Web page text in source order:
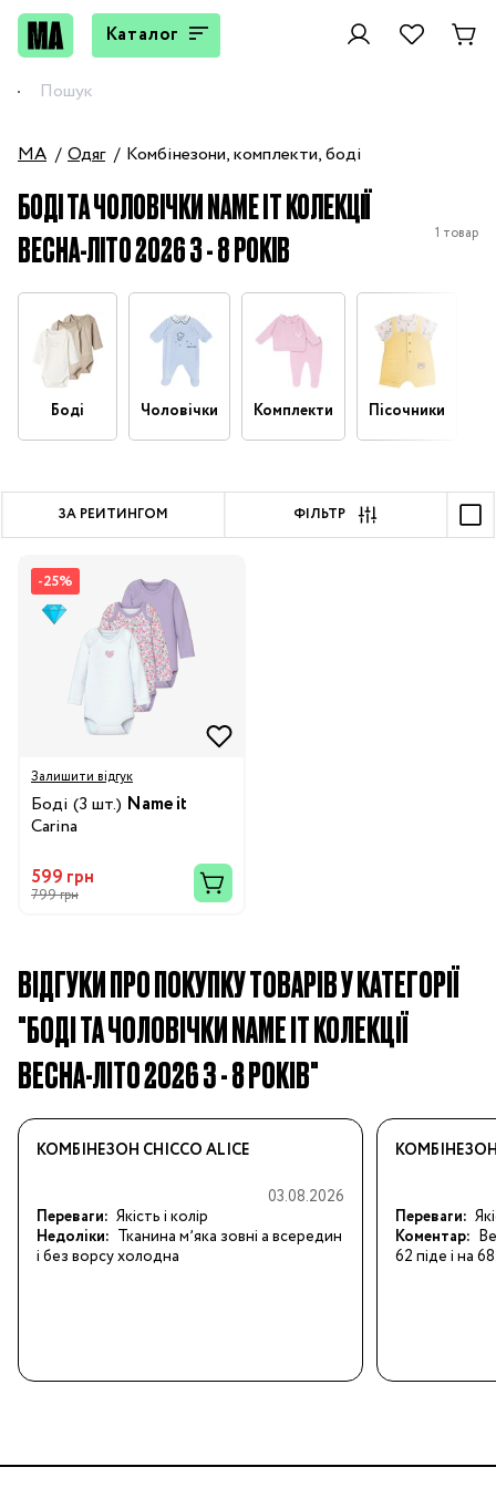
Каталог
MA Одяг Комбінезони, комплекти, боді
БОДІ ТА ЧОЛОВІЧКИ NAME IT КОЛЕКЦІЇ
ВЕСНА-ЛІТО 2026 3 - 8 РОКІВ
1 товар
Боді Чоловічки Комплекти Пісочники
ЗА РЕЙТИНГОМ ФІЛЬТР
-25%
Залишити відгук
Боді (3 шт.) Name it
Carina
599 грн
799 грн
ВІДГУКИ ПРО ПОКУПКУ ТОВАРІВ У КАТЕГОРІЇ
"БОДІ ТА ЧОЛОВІЧКИ NAME IT КОЛЕКЦІЇ
ВЕСНА-ЛІТО 2026 3 - 8 РОКІВ"
КОМБІНЕЗОН CHICCO ALICE
03.08.2026
Переваги: Якість і колір
Недоліки: Тканина мʼяка зовні а всередин
і без ворсу холодна
КОМБІНЕЗОН
Переваги:
Коментар:
62 піде і на 68